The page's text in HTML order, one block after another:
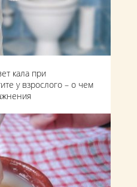
кала при
у взрослого – о чем